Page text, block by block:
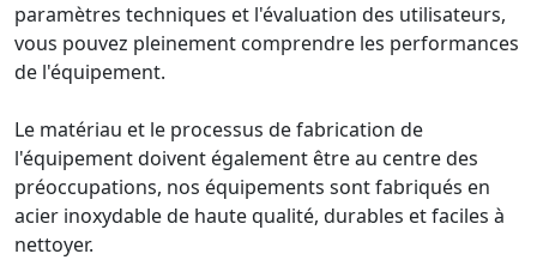
paramètres techniques et l'évaluation des utilisateurs,
vous pouvez pleinement comprendre les performances
de l'équipement.
Le matériau et le processus de fabrication de
l'équipement doivent également être au centre des
préoccupations, nos équipements sont fabriqués en
acier inoxydable de haute qualité, durables et faciles à
nettoyer.